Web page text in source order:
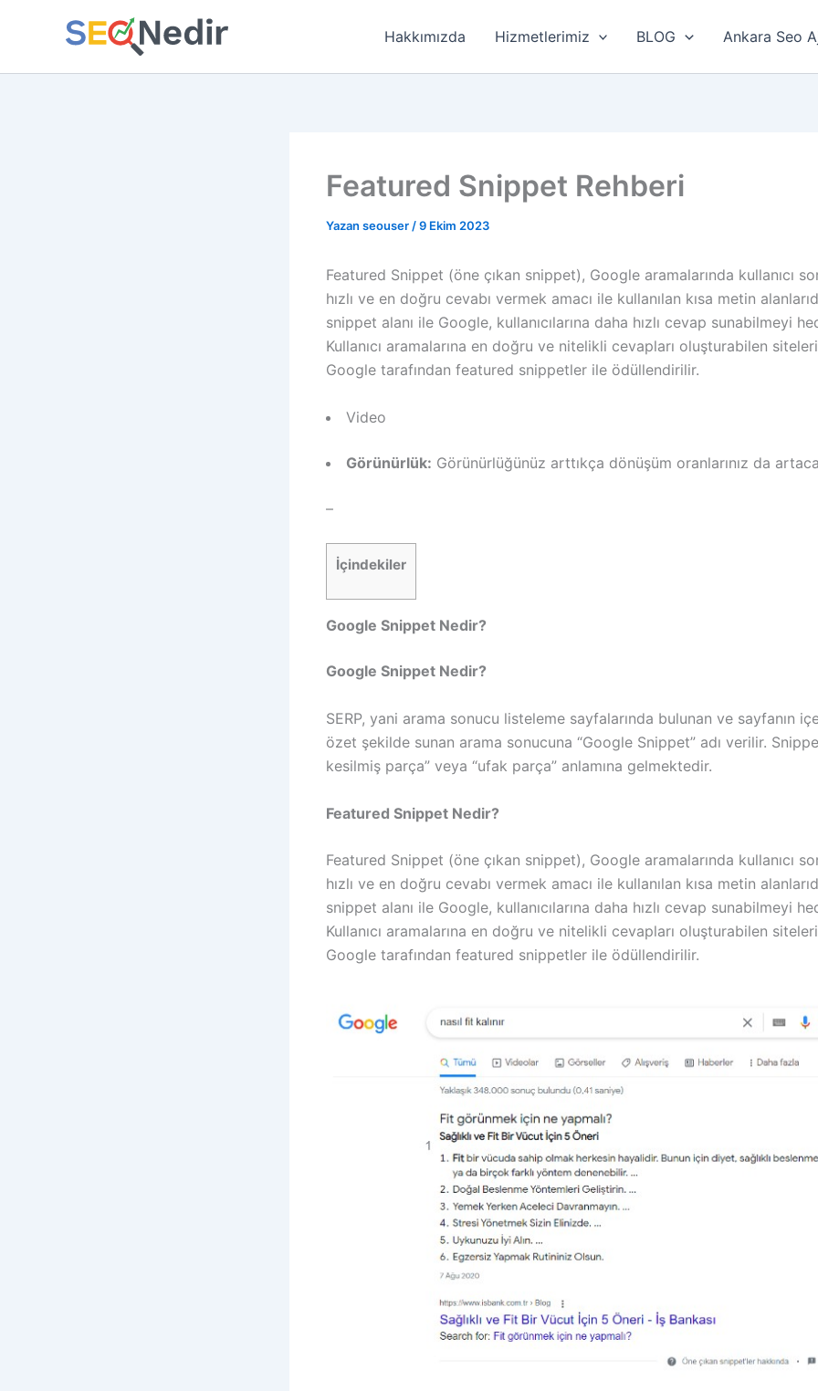
Hakkımızda Hizmetlerimiz BLOG Ankara Seo
Featured Snippet Rehberi
Yazan seouser /9 Ekim 2023
Featured Snippet (öne çıkan snippet), Google aramalarında kullanıcı
hızlı ve en doğru cevabı vermek amacı ile kullanılan kısa metin
snippet alanı ile Google, kullanıcılarına daha hızlı cevap sunabilmeyi
Kullanıcı aramalarına en doğru ve nitelikli cevapları oluşturabilen
Google tarafından featured snippetler ile ödüllendirilir.
Video
Görünürlük: Görünürlüğünüz arttıkça dönüşüm oranlarınız da arta
–
İçindekiler
Google Snippet Nedir?
Google Snippet Nedir?
SERP, yani arama sonucu listeleme sayfalarında bulunan ve sayfanın
özet şekilde sunan arama sonucuna “Google Snippet” adı verilir.
kesilmiş parça” veya “ufak parça” anlamına gelmektedir.
Featured Snippet Nedir?
Featured Snippet (öne çıkan snippet), Google aramalarında kullanıcı
hızlı ve en doğru cevabı vermek amacı ile kullanılan kısa metin
snippet alanı ile Google, kullanıcılarına daha hızlı cevap sunabilmeyi
Kullanıcı aramalarına en doğru ve nitelikli cevapları oluşturabilen
Google tarafından featured snippetler ile ödüllendirilir.